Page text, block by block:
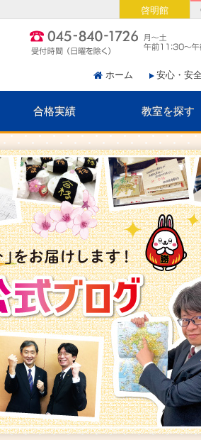
ホーム 安心・安
合格実績 教室を探す
啓明館